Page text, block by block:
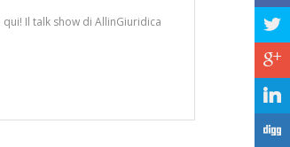
qui! Il talk show di AllinGiuridica
a
c
j
F